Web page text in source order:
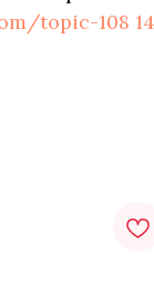
topic-108